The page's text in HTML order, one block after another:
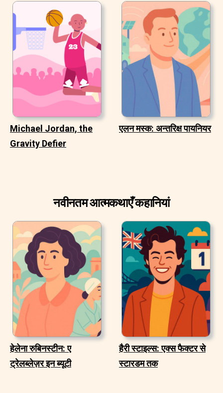
Michael Jordan, the
Gravity Defier
एलन मस्क: अन्तरिक्ष पायनियर
नवीनतम आत्मकथाएँ कहानियां
हेलेना रुबिनस्टीन: ए
ट्रेलब्लेज़र इन ब्यूटी
हैरी स्टाइल्स: एक्स फैक्टर से
स्टारडम तक